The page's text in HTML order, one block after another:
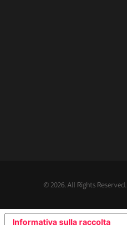
© 2026. All Rights Reserved.
Informativa sulla raccolta